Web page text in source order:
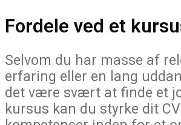
Fordele ved et
Selvom du har masse af
erfaring eller en lang
det være svært at finde et
kursus kan du styrke dit